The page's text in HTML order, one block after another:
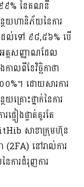
៩៩% នៃគណនី
យហានិភ័យនៃការ
ដល់ទៅ ៩៨,៥៦% បើ
ត្តសញ្ញាណដែល
លពីខែវិច្ឆិកាថា
០%។ ដោយសារការ
យគ្រោះថ្នាក់នៃការ
ៀងផ្ទាត់គួរតែ
សាខាក្រុមហ៊ុន
(2FA) នៅរាល់ការ
ការជំរុញការ